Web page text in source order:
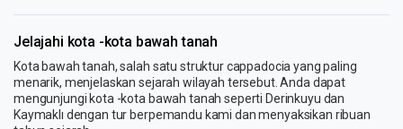
Jelajahi kota -kota bawah tanah
Kota bawah tanah, salah satu struktur cappadocia yang paling
menarik, menjelaskan sejarah wilayah tersebut. Anda dapat
mengunjungi kota -kota bawah tanah seperti Derinkuyu dan
Kaymaklı dengan tur berpemandu kami dan menyaksikan ribuan